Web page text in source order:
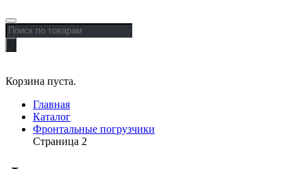
Поиск
товаров
Корзина пуста.
Главная
Каталог
Фронтальные погрузчики
Страница 2